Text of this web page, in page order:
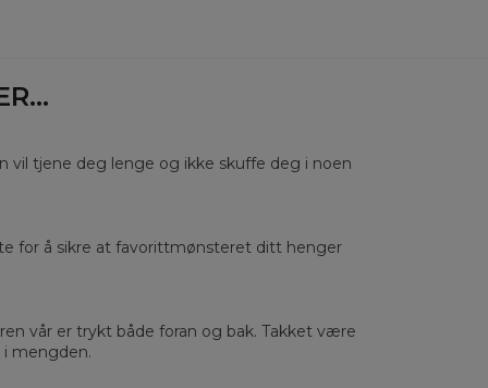
flat
vil tjene deg lenge og ikke skuffe deg i noen
for å sikre at favorittmønsteret ditt henger
vår er trykt både foran og bak. Takket være
mengden.